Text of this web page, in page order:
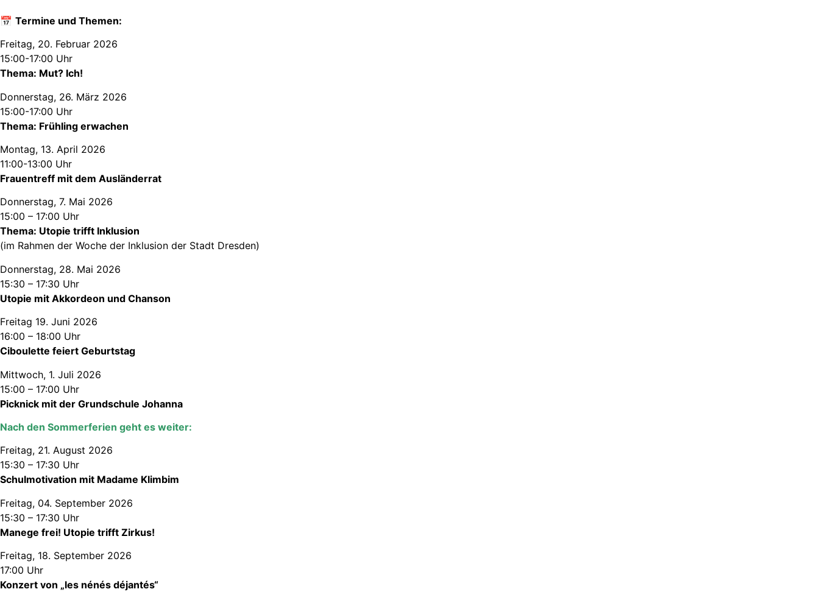
📅 Termine und Themen:
Freitag, 20. Februar 2026
15:00-17:00 Uhr
Thema: Mut? Ich!
Donnerstag, 26. März 2026
15:00-17:00 Uhr
Thema: Frühling erwachen
Montag, 13. April 2026
11:00-13:00 Uhr
Frauentreff mit dem Ausländerrat
Donnerstag, 7. Mai 2026
15:00 – 17:00 Uhr
Thema: Utopie trifft Inklusion
(im Rahmen der Woche der Inklusion der Stadt Dresden)
Donnerstag, 28. Mai 2026
15:30 – 17:30 Uhr
Utopie mit Akkordeon und Chanson
Freitag 19. Juni 2026
16:00 – 18:00 Uhr
Ciboulette feiert Geburtstag
Mittwoch, 1. Juli 2026
15:00 – 17:00 Uhr
Picknick mit der Grundschule Johanna
Nach den Sommerferien geht es weiter:
Freitag, 21. August 2026
15:30 – 17:30 Uhr
Schulmotivation mit Madame Klimbim
Freitag, 04. September 2026
15:30 – 17:30 Uhr
Manege frei! Utopie trifft Zirkus!
Freitag, 18. September 2026
17:00 Uhr
Konzert von „les nénés déjantés“